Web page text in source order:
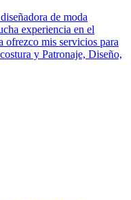
de moda
experiencia en el
mis servicios para
y Patronaje, Diseño,